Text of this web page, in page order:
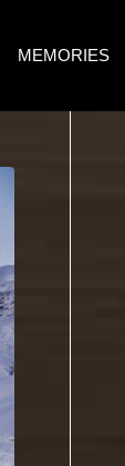
MEMORIES